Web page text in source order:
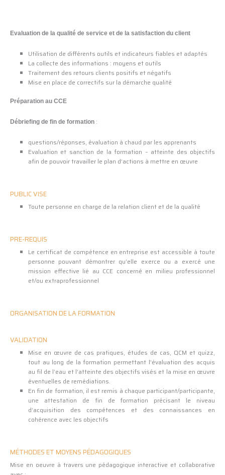
Evaluation de la qualité de service et de la satisfaction du client
Utilisation de différents outils et indicateurs fiables et adaptés
La collecte des informations : moyens et outils
Traitement des retours clients positifs et négatifs
Mise en place de correctifs sur la démarche qualité
Préparation au CCE
Débriefing de fin de formation :
questions/réponses, évaluation à chaud par les apprenants
Evaluation et sanction de la formation – atteinte des objectifs
afin de pouvoir travailler le plan d’actions à mettre en œuvre
PUBLIC VISE
Toute personne en charge de la relation client et de la qualité
PRE-REQUIS
Le certificat de compétence en entreprise est accessible à toute
personne pouvant démontrer qu’elle exerce ou a exercé une
mission effective lié au CCE concerné en milieu professionnel
et/ou extraprofessionnel
ORGANISATION DE LA FORMATION
VALIDATION
Mise en œuvre de cas pratiques, études de cas, QCM et quizz,
tout au long de la formation permettant l’évaluation des acquis
au fil de l’eau et l’atteinte des objectifs visés et la mise en œuvre
éventuelles de remédiations.
En fin de formation, il est remis à chaque participant/participante,
une attestation de fin de formation précisant le niveau
d’acquisition des compétences et des connaissances en
cohérence avec les objectifs
MÉTHODES ET MOYENS PÉDAGOGIQUES
Mise en oeuvre à travers une pédagogique interactive et collaborative